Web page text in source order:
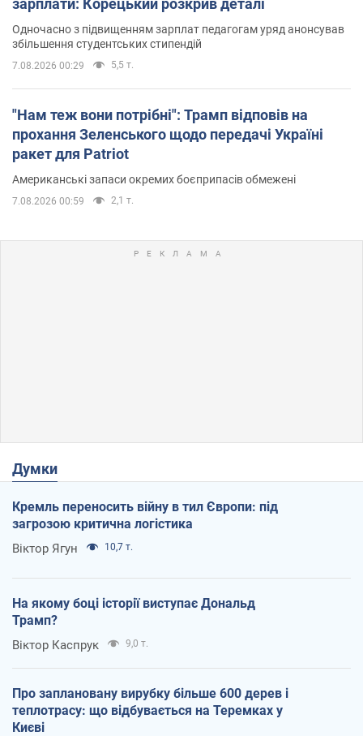
Одночасно з підвищенням зарплат педагогам уряд анонсував
збільшення студентських стипендій
7.08.2026 00:29 5,5 т.
"Нам теж вони потрібні": Трамп відповів на
прохання Зеленського щодо передачі Україні
ракет для Patriot
Американські запаси окремих боєприпасів обмежені
7.08.2026 00:59 2,1 т.
Думки
Кремль переносить війну в тил Європи: під
загрозою критична логістика
Віктор Ягун 10,7 т.
На якому боці історії виступає Дональд
Трамп?
Віктор Каспрук 9,0 т.
Про заплановану вирубку більше 600 дерев і
теплотрасу: що відбувається на Теремках у
Києві